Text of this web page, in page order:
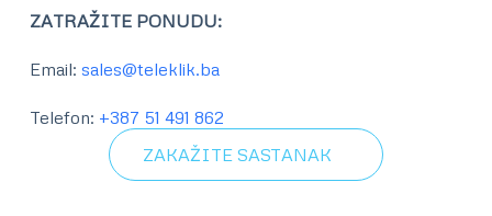
ZATRAŽITE PONUDU:
Email: sales@teleklik.ba
Telefon: +387 51 491 862
ZAKAŽITE SASTANAK